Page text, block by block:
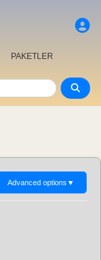
PAKETLER
Advanced options ▼